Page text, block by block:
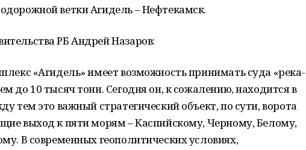
ветки Агидель – Нефтекамск.
РБ Андрей Назаров:
«Агидель» имеет возможность принимать суда «река-
до 10 тысяч тонн. Сегодня он, к сожалению, находится в
тем это важный стратегический объект, по сути, ворота
выход к пяти морям – Каспийскому, Черному, Белому,
В современных геополитических условиях,